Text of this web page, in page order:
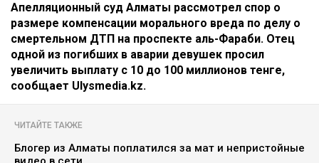
Апелляционный суд Алматы рассмотрел спор о
размере компенсации морального вреда по делу о
смертельном ДТП на проспекте аль-Фараби. Отец
одной из погибших в аварии девушек просил
увеличить выплату с 10 до 100 миллионов тенге,
сообщает Ulysmedia.kz.
ЧИТАЙТЕ ТАКЖЕ
Блогер из Алматы поплатился за мат и непристойные